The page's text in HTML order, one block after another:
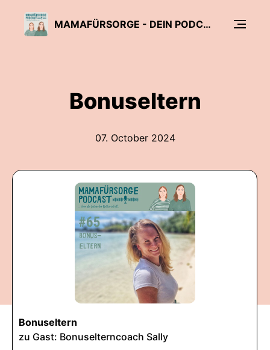
MAMAFÜRSORGE - DEIN PODCAST FÜR ALLE SEITEN DER MUTTERSCHAFT
Bonuseltern
07. October 2024